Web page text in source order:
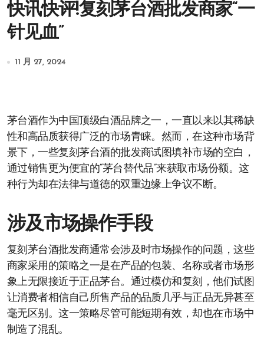
快讯快评!复刻茅台酒批发商家“一
针见血”
11 月 27, 2024
茅台酒作为中国顶级白酒品牌之一，一直以来以其稀缺
性和高品质获得广泛的市场青睐。然而，在这种市场背
景下，一些复刻茅台酒的批发商试图填补市场的空白，
通过销售更为便宜的“茅台替代品”来获取市场份额。这
种行为却在法律与道德的双重边缘上争议不断。
涉及市场操作手段
复刻茅台酒批发商通常会涉及时市场操作的问题，这些
商家采用的策略之一是在产品的包装、名称或者市场形
象上无限接近于正品茅台。通过模仿和复刻，他们试图
让消费者相信自己所售产品的品质几乎与正品无异甚至
毫无区别。这一策略尽管可能短期有效，却也在市场中
制造了混乱。